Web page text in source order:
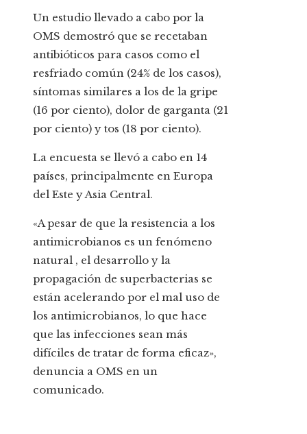
Un estudio llevado a cabo por la
OMS demostró que se recetaban
antibióticos para casos como el
resfriado común (24% de los casos),
síntomas similares a los de la gripe
(16 por ciento), dolor de garganta (21
por ciento) y tos (18 por ciento).
La encuesta se llevó a cabo en 14
países, principalmente en Europa
del Este y Asia Central.
«A pesar de que la resistencia a los
antimicrobianos es un fenómeno
natural , el desarrollo y la
propagación de superbacterias se
están acelerando por el mal uso de
los antimicrobianos, lo que hace
que las infecciones sean más
difíciles de tratar de forma eficaz»,
denuncia a OMS en un
comunicado.